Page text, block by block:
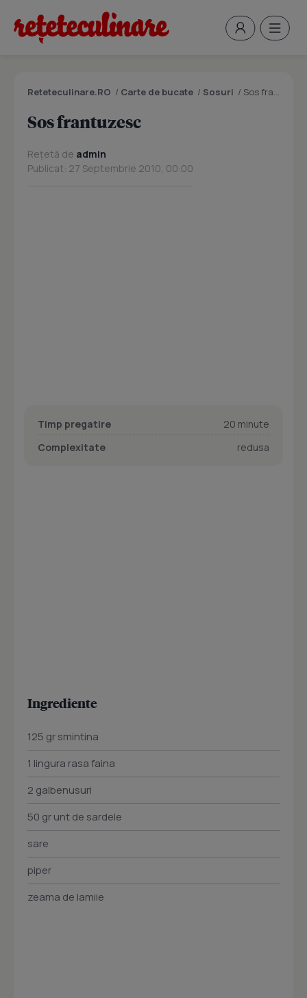
Reteteculinare.RO / Carte de bucate / Sosuri / Sos frantuzesc
Sos frantuzesc
Rețetă de admin
Publicat: 27 Septembrie 2010, 00:00
Timp pregatire
20 minute
Complexitate
redusa
Ingrediente
125 gr smintina
1 lingura rasa faina
2 galbenusuri
50 gr unt de sardele
sare
piper
zeama de lamiie